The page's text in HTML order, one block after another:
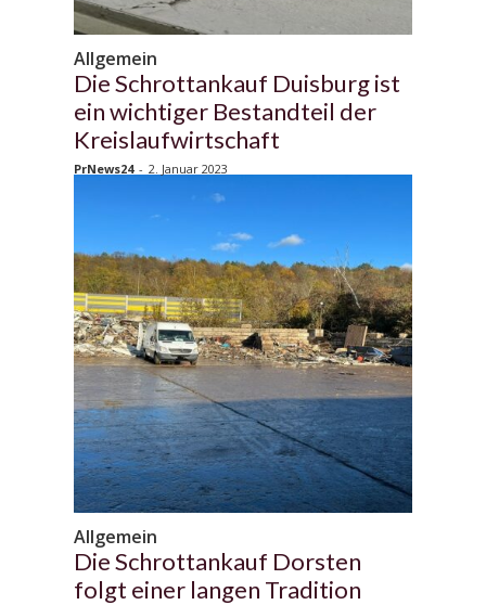
Allgemein
Die Schrottankauf Duisburg ist
ein wichtiger Bestandteil der
Kreislaufwirtschaft
PrNews24 - 2. Januar 2023
Allgemein
Die Schrottankauf Dorsten
folgt einer langen Tradition